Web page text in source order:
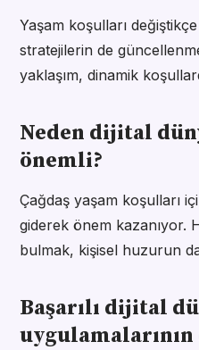
Yaşam koşulları
stratejilerin de
yaklaşım, dinamik
Neden dijital
önemli?
Çağdaş yaşam koşulları
giderek önem kazanıyor.
bulmak, kişisel huzurun
Başarılı dijital